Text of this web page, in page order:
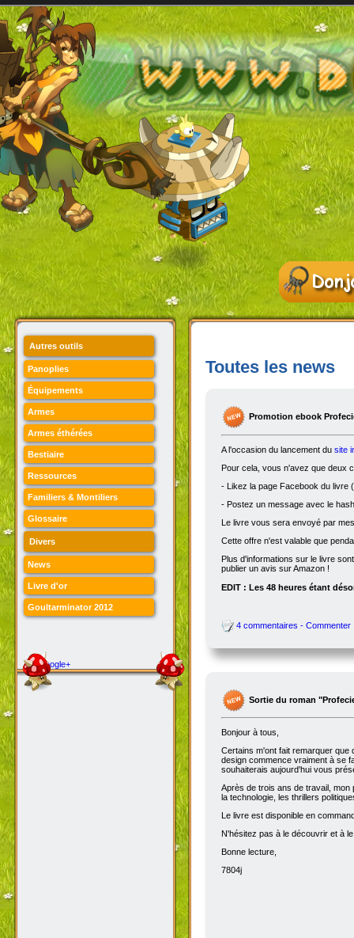
Autres outils
Panoplies
Équipements
Armes
Armes éthérées
Bestiaire
Ressources
Familiers & Montiliers
Glossaire
Divers
News
Livre d'or
Goultarminator 2012
Google+
Toutes les news
Promotion ebook
A l'occasion du lancement du site
Pour cela, vous n'avez que deux
- Likez la page Facebook du livre (
- Postez un message avec le
Le livre vous sera envoyé par
Cette offre n'est valable que
Plus d'informations sur le livre
publier un avis sur Amazon !
EDIT : Les 48 heures étant
4 commentaires - Commenter
Sortie du roman
Bonjour à tous,
Certains m'ont fait remarquer que
design commence vraiment à se
souhaiterais aujourd'hui vous
Après de trois ans de travail,
la technologie, les thrillers
Le livre est disponible en
N'hésitez pas à le découvrir et à
Bonne lecture,
7804j